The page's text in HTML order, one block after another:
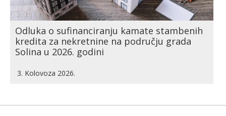
Odluka o sufinanciranju kamate stambenih
kredita za nekretnine na području grada
Solina u 2026. godini
3. Kolovoza 2026.